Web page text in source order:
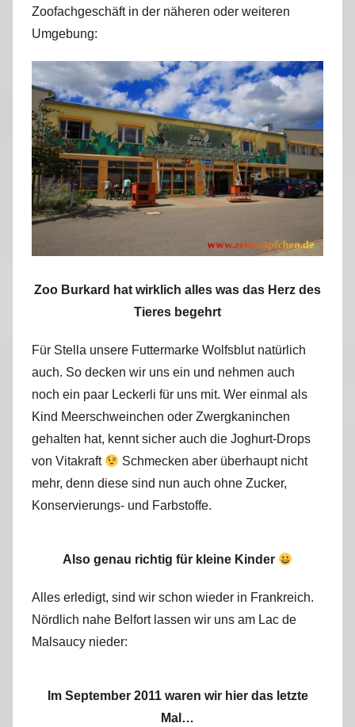
Zoofachgeschäft in der näheren oder weiteren
Umgebung:
Zoo Burkard hat wirklich alles was das Herz des
Tieres begehrt
Für Stella unsere Futtermarke Wolfsblut natürlich
auch. So decken wir uns ein und nehmen auch
noch ein paar Leckerli für uns mit. Wer einmal als
Kind Meerschweinchen oder Zwergkaninchen
gehalten hat, kennt sicher auch die Joghurt-Drops
von Vitakraft
Schmecken aber überhaupt nicht
mehr, denn diese sind nun auch ohne Zucker,
Konservierungs- und Farbstoffe.
Also genau richtig für kleine Kinder
Alles erledigt, sind wir schon wieder in Frankreich.
Nördlich nahe Belfort lassen wir uns am Lac de
Malsaucy nieder:
Im September 2011 waren wir hier das letzte
Mal…